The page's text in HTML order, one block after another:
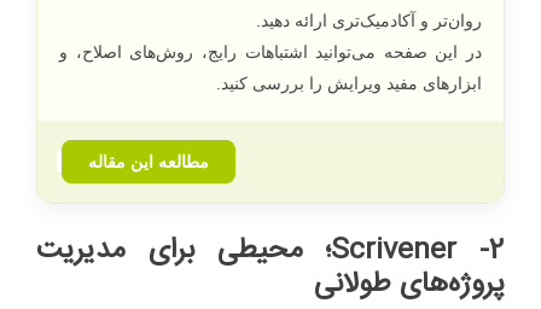
روان‌تر و آکادمیک‌تری ارائه دهید.
در این صفحه می‌توانید اشتباهات رایج، روش‌های اصلاح، و
ابزارهای مفید ویرایش را بررسی کنید.
مطالعه این مقاله
2- Scrivener ؛ محیطی برای مدیریت
پروژه‌های طولانی